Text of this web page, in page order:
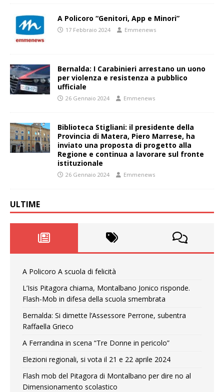
A Policoro “Genitori, App e Minori”
17 Febbraio 2024 Emmenews
Bernalda: I Carabinieri arrestano un uono
per violenza e resistenza a pubblico
ufficiale
26 Gennaio 2024 Emmenews
Biblioteca Stigliani: il presidente della
Provincia di Matera, Piero Marrese, ha
inviato una proposta di progetto alla
Regione e continua a lavorare sul fronte
istituzionale
26 Gennaio 2024 Emmenews
ULTIME
A Policoro A scuola di felicità
L’Isis Pitagora chiama, Montalbano Jonico risponde.
Flash-Mob in difesa della scuola smembrata
Bernalda: Si dimette l’Assessore Perrone, subentra
Raffaella Grieco
A Ferrandina in scena “Tre Donne in pericolo”
Elezioni regionali, si vota il 21 e 22 aprile 2024
Flash mob del Pitagora di Montalbano per dire no al
Dimensionamento scolastico